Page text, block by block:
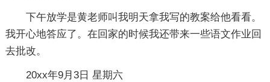
下午放学是黄老师叫我明天拿我写的教案给他看看。
我开心地答应了。在回家的时候我还带来一些语文作业回
去批改。
20xx年9月3日 星期六